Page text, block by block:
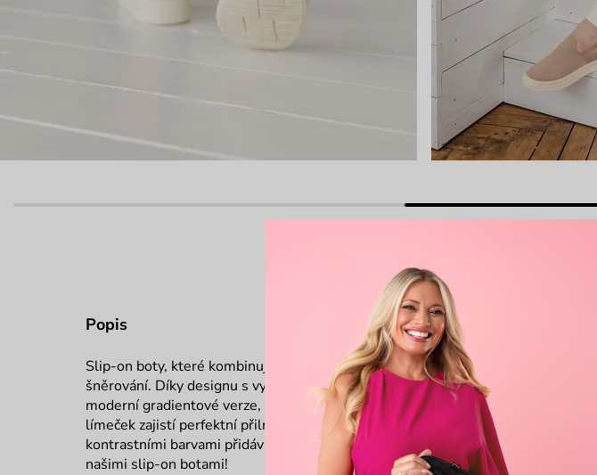
Popis
Slip-on boty, které kombinují univerzálnost a maximální pohodlí bez zbytečného
šněrování. Díky designu s vyšitými logy a výběru barev od klasické černé a bílé po
moderní gradientové verze, snadno doladíš svůj styl. Pružný úplet a polštářkový
límeček zajistí perfektní přilnavost a komfort po celý den, zatímco vnitřní vložky s
kontrastními barvami přidávají unikátní šmrnc. Ponoř se do světa pohodlí a stylu s
našimi slip-on botami!